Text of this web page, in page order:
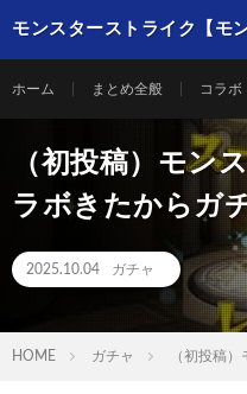
モンスターストライク【モ
ホーム まとめ全般 コラボ
（初投稿）モン
ラボきたからガ
2025.10.04 ガチャ
HOME ガチャ （初投稿